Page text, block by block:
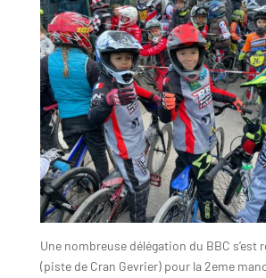
Une nombreuse délégation du BBC s’est
(piste de Cran Gevrier) pour la 2eme